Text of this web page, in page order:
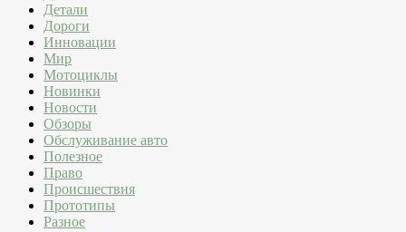
Детали
Дороги
Инновации
Мир
Мотоциклы
Новинки
Новости
Обзоры
Обслуживание авто
Полезное
Право
Происшествия
Прототипы
Разное